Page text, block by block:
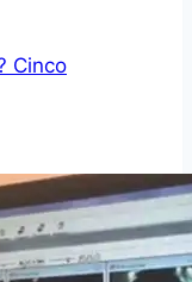
Cinco